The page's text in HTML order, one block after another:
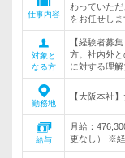
仕事内容
わっていた
をお任せしま
対象と
なる方
【経験者募
方。社内外
に対する理解
勤務地
【大阪本社
給与
月給：
更なし） ※